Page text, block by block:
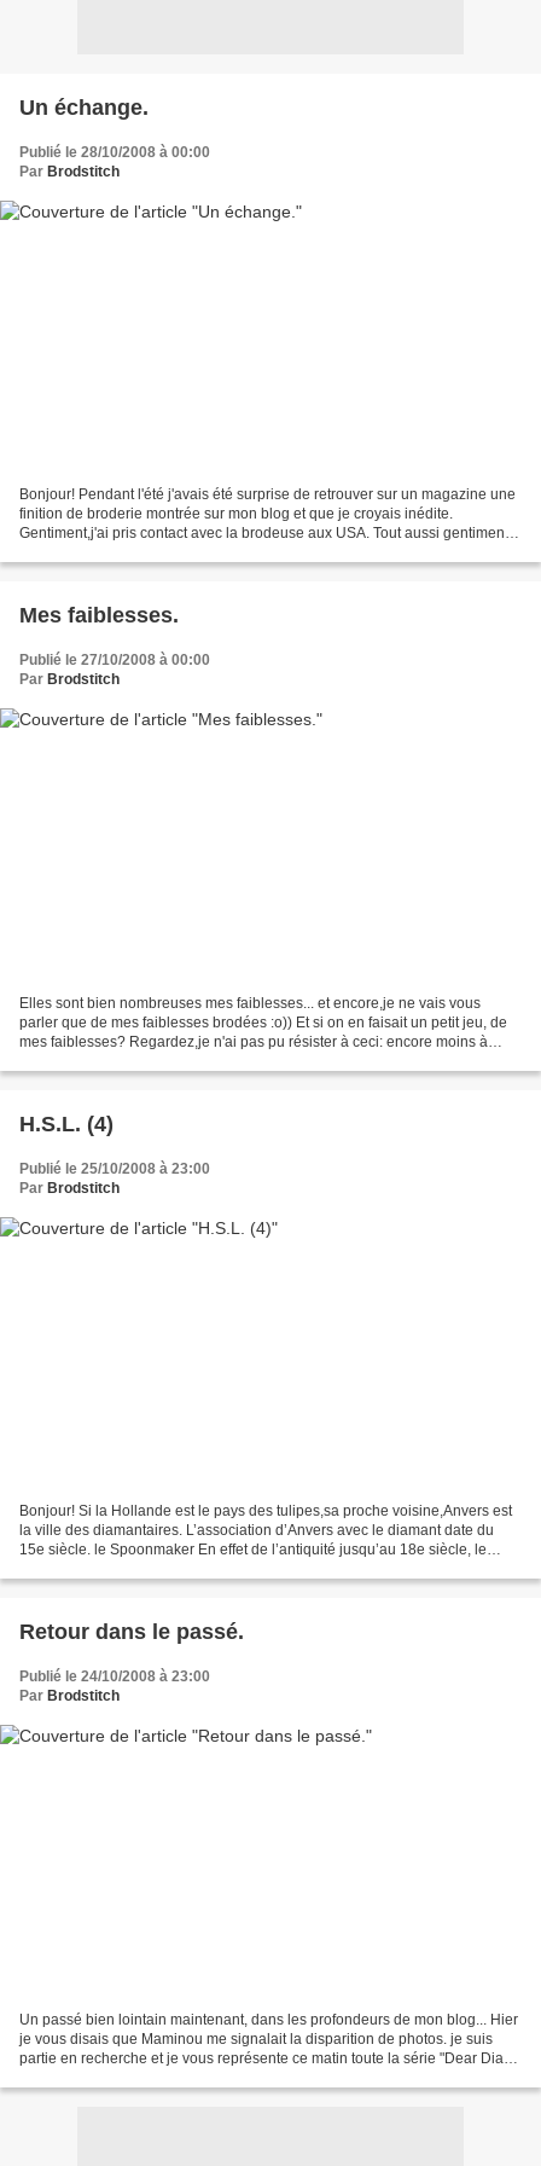
Un échange.
Publié le 28/10/2008 à 00:00
Par Brodstitch
Bonjour! Pendant l'été j'avais été surprise de retrouver sur un magazine une
finition de broderie montrée sur mon blog et que je croyais inédite.
Gentiment,j'ai pris contact avec la brodeuse aux USA. Tout aussi gentiment
Mes faiblesses.
Publié le 27/10/2008 à 00:00
Par Brodstitch
Elles sont bien nombreuses mes faiblesses... et encore,je ne vais vous
parler que de mes faiblesses brodées :o)) Et si on en faisait un petit jeu, de
mes faiblesses? Regardez,je n'ai pas pu résister à ceci: encore moins à
H.S.L. (4)
Publié le 25/10/2008 à 23:00
Par Brodstitch
Bonjour! Si la Hollande est le pays des tulipes,sa proche voisine,Anvers est
la ville des diamantaires. L’association d’Anvers avec le diamant date du
15e siècle. le Spoonmaker En effet de l’antiquité jusqu’au 18e siècle, le
Retour dans le passé.
Publié le 24/10/2008 à 23:00
Par Brodstitch
Un passé bien lointain maintenant, dans les profondeurs de mon blog... Hier
je vous disais que Maminou me signalait la disparition de photos. je suis
partie en recherche et je vous représente ce matin toute la série "Dear Diary"